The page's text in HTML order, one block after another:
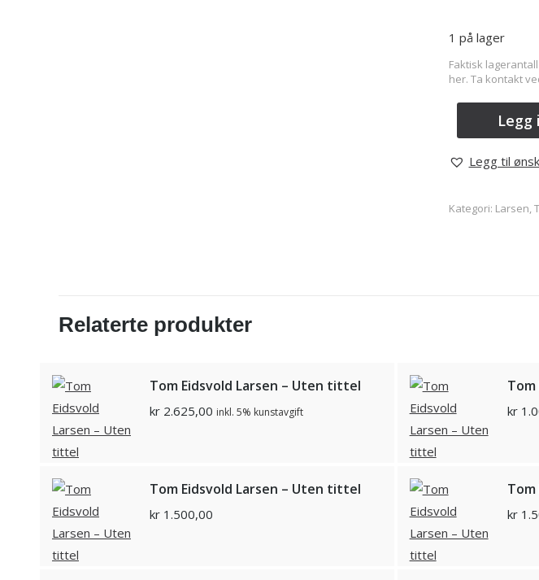
1 på lager
Faktisk
her. Ta kontakt
Legg
Legg til
Kategori: Larsen,
Relaterte produkter
Tom Eidsvold Larsen – Uten tittel
kr 2.625,00 inkl. 5% kunstavgift kr
Tom Eidsvold Larsen – Uten tittel
kr 1.500,00 kr